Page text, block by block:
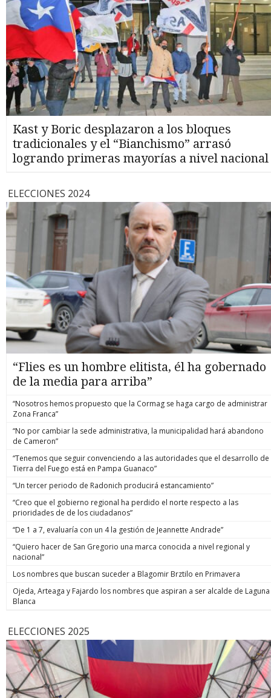
Kast y Boric desplazaron a los bloques
tradicionales y el “Bianchismo” arrasó
logrando primeras mayorías a nivel nacional
ELECCIONES 2024
“Flies es un hombre elitista, él ha gobernado
de la media para arriba”
“Nosotros hemos propuesto que la Cormag se haga cargo de administrar
Zona Franca”
“No por cambiar la sede administrativa, la municipalidad hará abandono
de Cameron”
“Tenemos que seguir convenciendo a las autoridades que el desarrollo de
Tierra del Fuego está en Pampa Guanaco”
“Un tercer periodo de Radonich producirá estancamiento”
“Creo que el gobierno regional ha perdido el norte respecto a las
prioridades de de los ciudadanos”
“De 1 a 7, evaluaría con un 4 la gestión de Jeannette Andrade”
“Quiero hacer de San Gregorio una marca conocida a nivel regional y
nacional”
Los nombres que buscan suceder a Blagomir Brztilo en Primavera
Ojeda, Arteaga y Fajardo los nombres que aspiran a ser alcalde de Laguna
Blanca
ELECCIONES 2025